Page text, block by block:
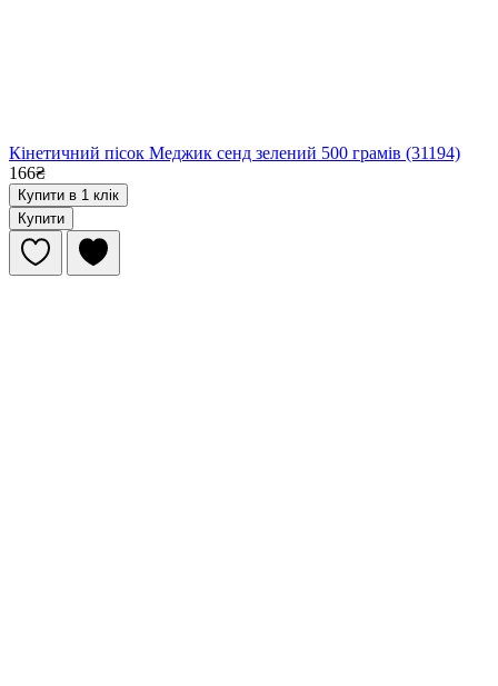
Кінетичний пісок Меджик сенд зелений 500 грамів (31194)
166₴
Купити в 1 клік
Купити